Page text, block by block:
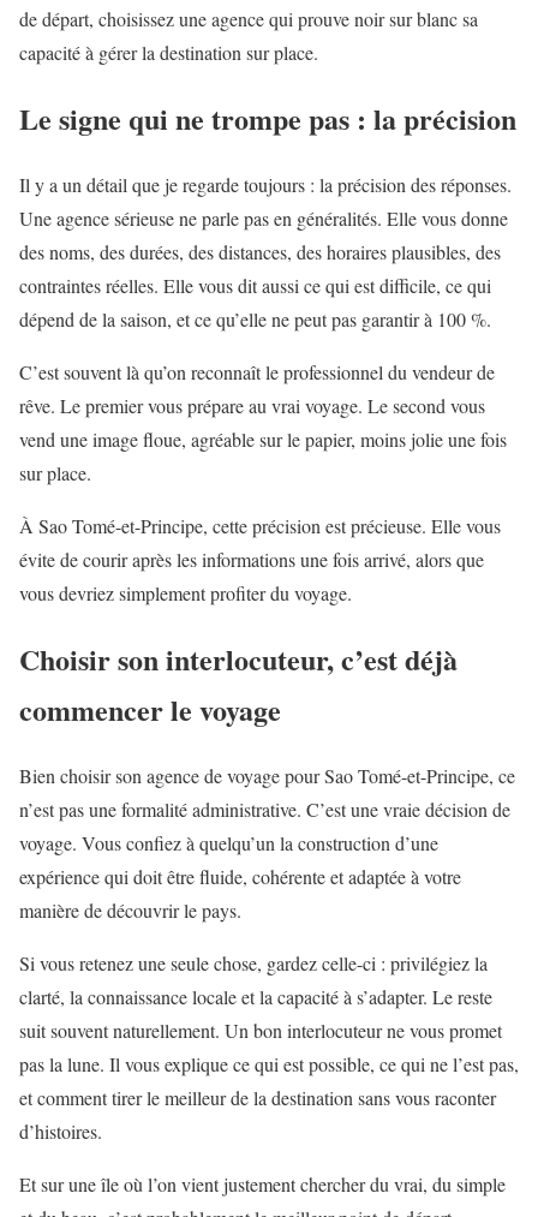
de départ, choisissez une agence qui prouve noir sur blanc sa
capacité à gérer la destination sur place.
Le signe qui ne trompe pas : la précision
Il y a un détail que je regarde toujours : la précision des réponses.
Une agence sérieuse ne parle pas en généralités. Elle vous donne
des noms, des durées, des distances, des horaires plausibles, des
contraintes réelles. Elle vous dit aussi ce qui est difficile, ce qui
dépend de la saison, et ce qu’elle ne peut pas garantir à 100 %.
C’est souvent là qu’on reconnaît le professionnel du vendeur de
rêve. Le premier vous prépare au vrai voyage. Le second vous
vend une image floue, agréable sur le papier, moins jolie une fois
sur place.
À Sao Tomé-et-Principe, cette précision est précieuse. Elle vous
évite de courir après les informations une fois arrivé, alors que
vous devriez simplement profiter du voyage.
Choisir son interlocuteur, c’est déjà
commencer le voyage
Bien choisir son agence de voyage pour Sao Tomé-et-Principe, ce
n’est pas une formalité administrative. C’est une vraie décision de
voyage. Vous confiez à quelqu’un la construction d’une
expérience qui doit être fluide, cohérente et adaptée à votre
manière de découvrir le pays.
Si vous retenez une seule chose, gardez celle-ci : privilégiez la
clarté, la connaissance locale et la capacité à s’adapter. Le reste
suit souvent naturellement. Un bon interlocuteur ne vous promet
pas la lune. Il vous explique ce qui est possible, ce qui ne l’est pas,
et comment tirer le meilleur de la destination sans vous raconter
d’histoires.
Et sur une île où l’on vient justement chercher du vrai, du simple